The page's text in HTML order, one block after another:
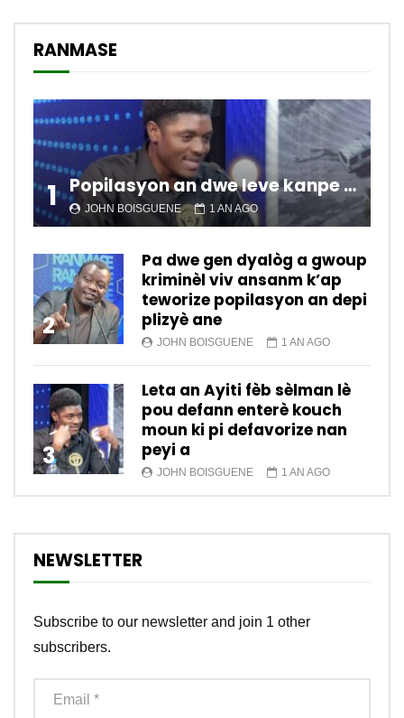
RANMASE
1 Popilasyon an dwe leve kanpe pou chanje sitiyasyon kawotik l’ap viv nan peyi a.
JOHN BOISGUENE 1 AN AGO
2
Pa dwe gen dyalòg a gwoup
kriminèl viv ansanm k’ap
teworize popilasyon an depi
plizyè ane
JOHN BOISGUENE 1 AN AGO
3
Leta an Ayiti fèb sèlman lè
pou defann enterè kouch
moun ki pi defavorize nan
peyi a
JOHN BOISGUENE 1 AN AGO
NEWSLETTER
Subscribe to our newsletter and join 1 other
subscribers.